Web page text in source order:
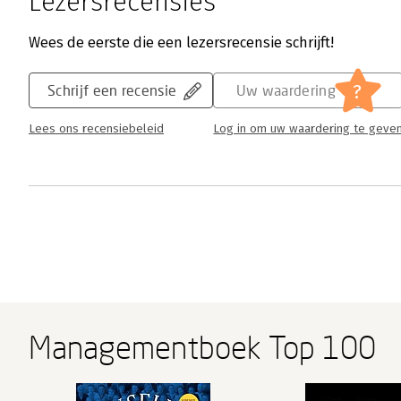
Wees de eerste die een lezersrecensie schrijft!
Schrijf een recensie
Lees ons recensiebeleid
Uw waardering ?
Log in om uw waardering te
Managementboek Top 100